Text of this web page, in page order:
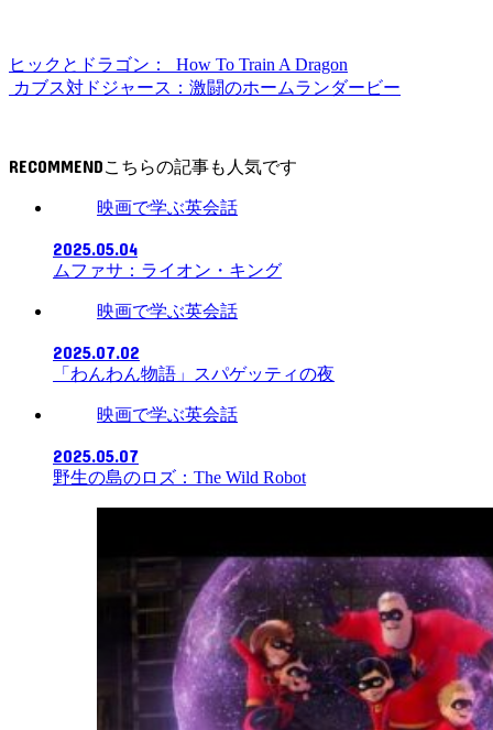
ヒックとドラゴン： How To Train A Dragon
カブス対ドジャース：激闘のホームランダービー
RECOMMEND
映画で学ぶ英会話
2025.05.04
ムファサ：ライオン・キング
映画で学ぶ英会話
2025.07.02
「わんわん物語」スパゲッティの夜
映画で学ぶ英会話
2025.05.07
野生の島のロズ：The Wild Robot